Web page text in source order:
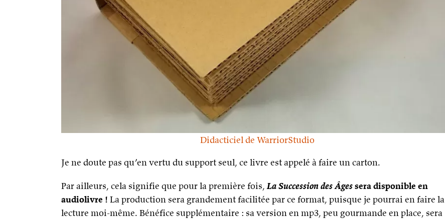
Didacticiel de WarriorStudio
Je ne doute pas qu’en vertu du support seul, ce livre est appelé à faire un carton.
Par ailleurs, cela signifie que pour la première fois,La Succession des Âgessera disponible en
audiolivre ! La production sera grandement facilitée par ce format, puisque je pourrai en faire la
lecture moi-même. Bénéfice supplémentaire : sa version en mp3, peu gourmande en place, sera